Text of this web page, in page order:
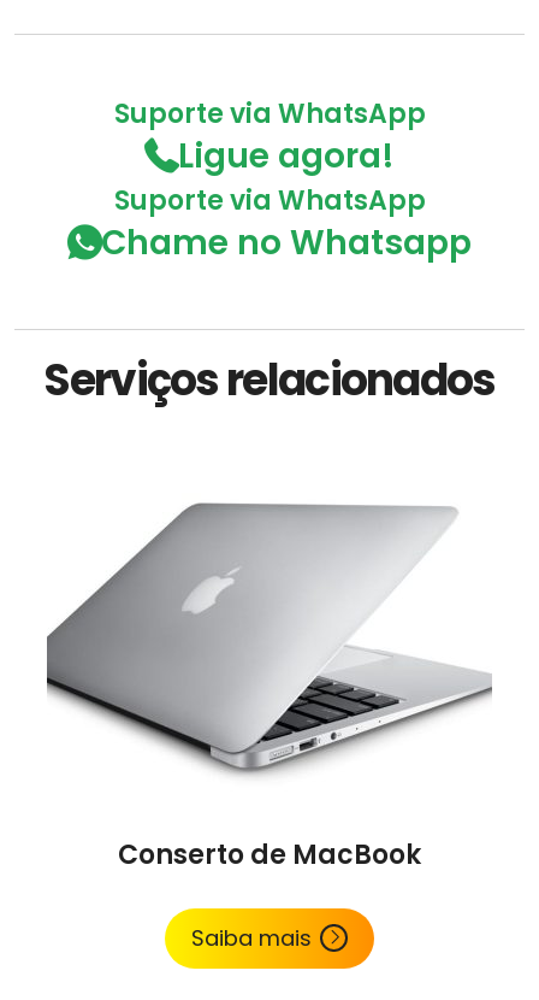
Suporte via WhatsApp
Ligue agora!
Suporte via WhatsApp
Chame no Whatsapp
Serviços relacionados
Conserto de MacBook
Saiba mais